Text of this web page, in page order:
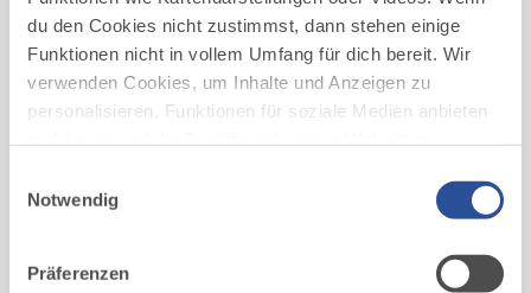
du den Cookies nicht zustimmst, dann stehen einige
Funktionen nicht in vollem Umfang für dich bereit. Wir
verwenden Cookies, um Inhalte und Anzeigen zu
personalisieren, Funktionen für soziale Medien anbieten
deiner Verwendung unserer Website an unsere Partner
möglicherweise mit weiteren Daten zusammen, die du
Notwendig
Präferenzen